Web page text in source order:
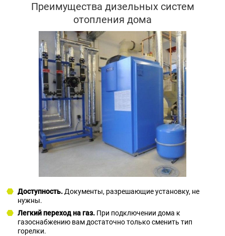
Преимущества дизельных систем
отопления дома
Доступность.Документы, разрешающие установку, не
нужны.
Легкий переход на газ. При подключении дома к
газоснабжению вам достаточно только сменить тип
горелки.